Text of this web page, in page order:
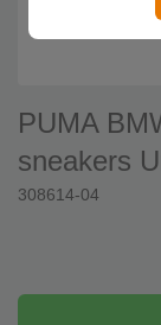
PUMA
sneakers
308614-04